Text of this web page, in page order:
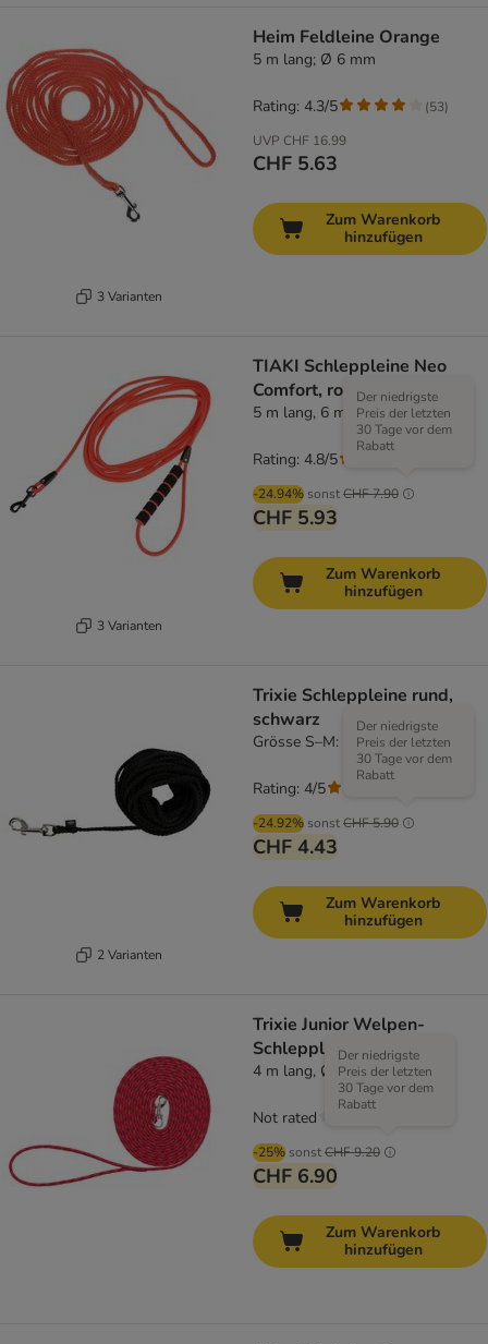
3 Varianten
Heim Feldleine Orange
5 m lang; Ø 6 mm
UVP CHF 16.99
CHF 5.63
Rating: 4.3/5 (53)
Zum Warenkorb
hinzufügen
3 Varianten
TIAKI Schleppleine Neo
Comfort, rot
5 m lang, 6 mm breit
-24.94% sonstCHF 7.90
Der niedrigste
Preis der letzten
30 Tage vor dem
Rabatt
CHF 5.93
Rating: 4.8/5
Zum Warenkorb
hinzufügen
2 Varianten
Trixie Schleppleine rund,
schwarz
Grösse S–M: 10 m lang, Ø 5 mm
-24.92% sonstCHF 5.90
Der niedrigste
Preis der letzten
30 Tage vor dem
Rabatt
CHF 4.43
Rating: 4/5
Zum Warenkorb
hinzufügen
Trixie Junior Welpen-
Schleppleine
4 m lang, Ø 4 mm
-25% sonstCHF 9.20
Der niedrigste
Preis der letzten
30 Tage vor dem
Rabatt
CHF 6.90
Not rated
Zum Warenkorb
hinzufügen